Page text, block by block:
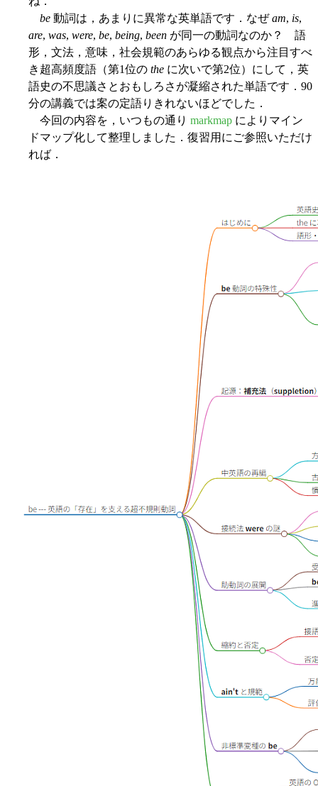
be 動詞は，あまりに異常な英単語です．なぜam, is,
are, was, were, be, being, been が同一の動詞なのか？ 語
形，文法，意味，社会規範のあらゆる観点から注目すべ
き超高頻度語（第1位の the に次いで第2位）にして，英
語史の不思議さとおもしろさが凝縮された単語です．90
分の講義では案の定語りきれないほどでした．
今回の内容を，いつもの通り markmap によりマイン
ドマップ化して整理しました．復習用にご参照いただけ
れば．